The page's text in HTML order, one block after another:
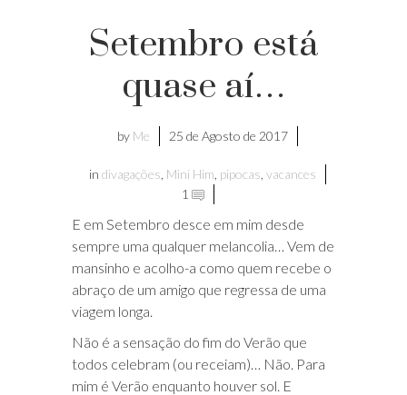
Setembro está
quase aí…
by Me 25 de Agosto de 2017
in divagações Mini Him pipocas vacances
1
E em Setembro desce em mim desde
sempre uma qualquer melancolia… Vem de
mansinho e acolho-a como quem recebe o
abraço de um amigo que regressa de uma
viagem longa.
Não é a sensação do fim do Verão que
todos celebram (ou receiam)… Não. Para
mim é Verão enquanto houver sol. E